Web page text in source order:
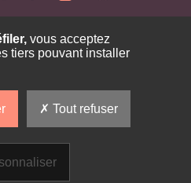
vous acceptez
tiers pouvant installer
Tout refuser